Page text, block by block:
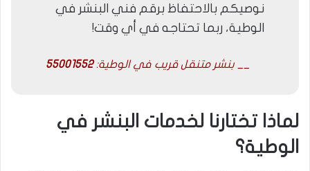
نوصيكم بالاحتفاظ برقم فني البنشر في
الوطية، ربما تحتاجه في أي وقت!
__ بنشر متنقل قريب في الوطية:55001552
لماذا تختارنا لخدمات البنشر في
الوطية؟